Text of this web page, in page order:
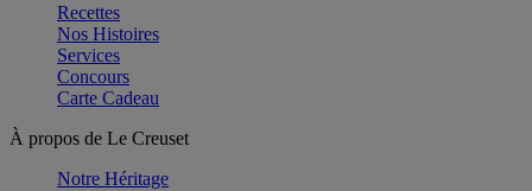
Recettes
Nos Histoires
Services
Concours
Carte Cadeau
À propos de Le Creuset
Notre Héritage